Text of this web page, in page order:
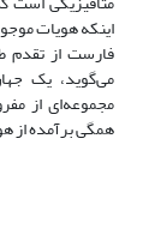
اینکه هویات
فارست از تقدم
می‌گوید، یک
مجموعه‌‌‌ای از
همگی برآمده از